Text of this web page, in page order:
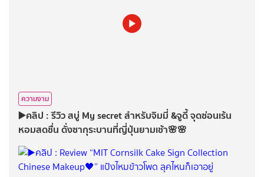
ความงาม
▶️คลิป : รีวิว สบู่ My secret สำหรับจิมมี่ &จูดี้ จุดซ่อนเร้น
หอมสดชื่น ดั่งซากุระบานที่ญี่ปุ่นยามเช้า🌸🌸